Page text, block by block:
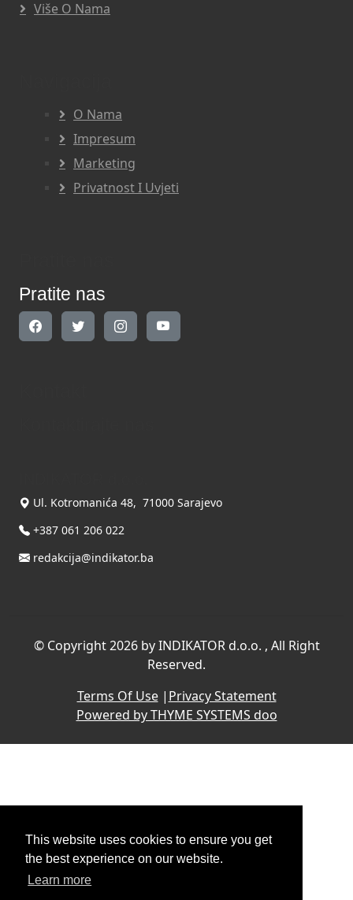
This website uses cookies to ensure you get
the best experience on our website.
Learn more
Više O Nama
O Nama
Impresum
Marketing
Privatnost I Uvjeti
Pratite nas
Ul. Kotromanića 48, 71000 Sarajevo
+387 061 206 022
redakcija@indikator.ba
© Copyright 2026 by INDIKATOR d.o.o. , All Right
Reserved.
Terms Of Use| Privacy Statement
Powered by THYME SYSTEMS doo